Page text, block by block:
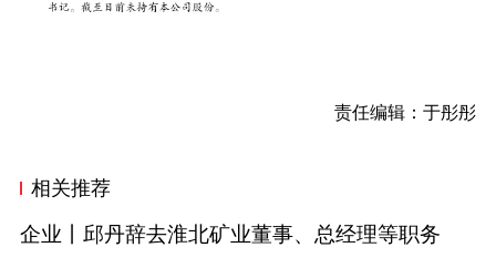
责任编辑：于彤彤
相关推荐
企业丨邱丹辞去淮北矿业董事、总经理等职务